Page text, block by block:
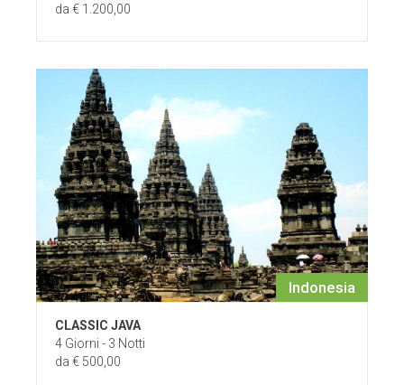
da € 1.200,00
Indonesia
CLASSIC JAVA
4 Giorni - 3 Notti
da € 500,00